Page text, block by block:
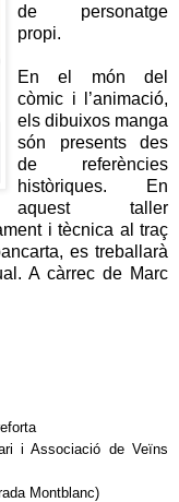
de personatge
propi.
En el món del
còmic i l’animació,
els dibuixos manga
són presents des
de referències
històriques. En
aquest taller
i tècnica al traç
es treballarà
A càrrec de Marc
i Associació de Veïns
Montblanc)